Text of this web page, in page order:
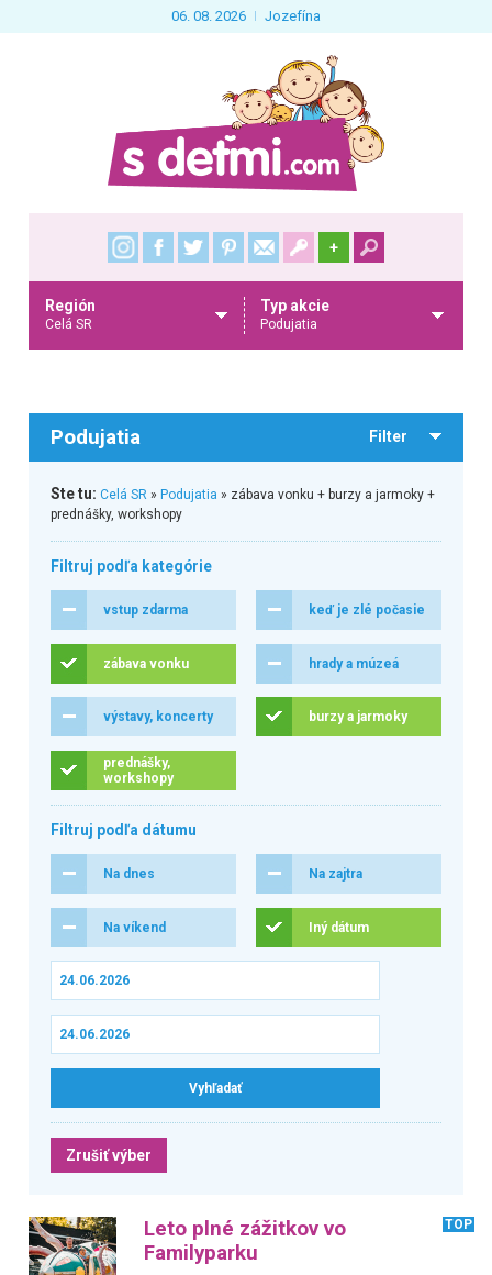
06. 08. 2026 Jozefína
+
Región
Celá SR
Typ akcie
Podujatia
Podujatia Filter
Ste tu: Celá SR» Podujatia » zábava vonku + burzy a jarmoky +
prednášky, workshopy
Filtruj podľa kategórie
vstup zdarma keď je zlé počasie
zábava vonku hrady a múzeá
výstavy, koncerty burzy a jarmoky
prednášky,
workshopy
Filtruj podľa dátumu
Na dnes Na zajtra
Na víkend Iný dátum
Zrušiť výber
Leto plné zážitkov vo
Familyparku
TOP